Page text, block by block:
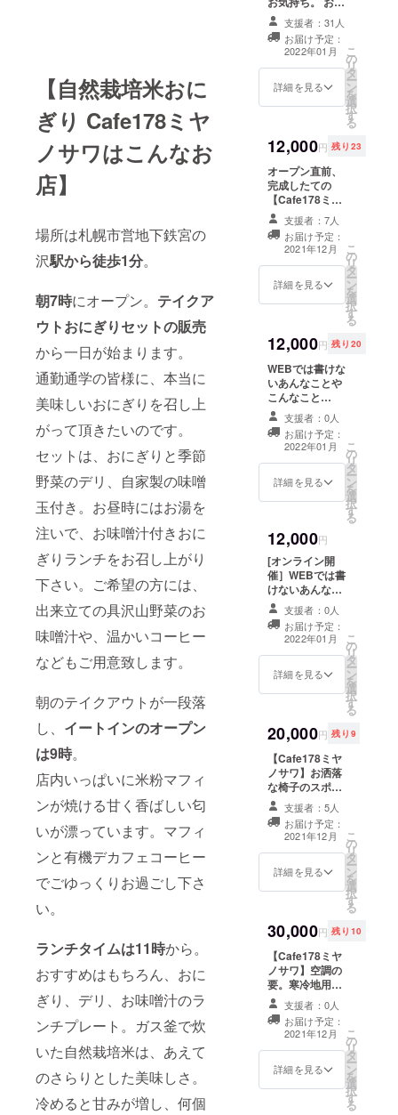
【自然栽培米おに
ぎり Cafe178ミヤ
ノサワはこんなお
店】
場所は札幌市営地下鉄宮の
沢駅から徒歩1分。
朝7時にオープン。 テイクア
ウトおにぎりセットの販売
から一日が始まります。
通勤通学の皆様に、本当に
美味しいおにぎりを召し上
がって頂きたいのです。
セットは、おにぎりと季節
野菜のデリ、自家製の味噌
玉付き。お昼時にはお湯を
注いで、お味噌汁付きおに
ぎりランチをお召し上がり
下さい。ご希望の方には、
出来立ての具沢山野菜のお
味噌汁や、温かいコーヒー
などもご用意致します。
朝のテイクアウトが一段落
し、 イートインのオープン
は9時。
店内いっぱいに米粉マフィ
ンが焼ける甘く香ばしい匂
いが漂っています。マフィ
ンと有機デカフェコーヒー
でごゆっくりお過ごし下さ
い。
ランチタイムは11時から。
おすすめはもちろん、おに
ぎり、デリ、お味噌汁のラ
ンチプレート。ガス釜で炊
いた自然栽培米は、あえて
のさらりとした美味しさ。
冷めると甘みが増し、何個
前は非公表とさ
せて頂きます。
おひとり様何口
でも大歓迎。お
礼のメールをお
送り致します。
支援者：31人
お届け予定：
2022年01月
詳細を見る
こ
の
リ
タ
ー
ン
を
選
択
す
る
12,000円 残り23
オープン直前、
完成したての
【Cafe178ミヤ
ノサワ】内覧会
に参加する権
利。 プレオープ
ンよりも更に
前、ピカピカの
Cafeに遊びにき
てください。 お
時をお知らせ致
します。 誰より
も早く
【Cafe178ミヤ
ノサワ】へいら
してください
ね。
支援者：7人
お届け予定：
2021年12月
詳細を見る
こ
の
リ
タ
ー
ン
を
選
択
す
る
12,000円 残り20
WEBでは書けな
いあんなことや
こんなこと
【Cafe178ミヤ
ノサワ】開業資
金のリアルにつ
いて。 お話会に
ご招待致しま
す。 会場は、
す。 カフェ開業
や起業のための
資金調達方法に
興味のある方は
ぜひ。 お礼の
メールにて開催
日時のお知らせ
をさせて頂きま
す。 万が一、お
話会の日程が合
わずご参加頂け
ない場合には、
内を致します。
支援者：0人
お届け予定：
2022年01月
詳細を見る
こ
の
リ
タ
ー
ン
を
選
択
す
る
12,000円
[オンライン開
催］WEBでは書
けないあんなこ
とやこんなこと
【Cafe178ミヤ
ノサワ】開業資
金のリアルにつ
いて。 オンライ
ンお話会にご招
待致します。 カ
達方法に興味の
ある方はぜひ。
お礼のメールに
て開催日時をご
案内致します。
もし万が一、オ
ンラインお話会
の日程が合わず
ご参加頂けない
場合には、1週間
程度のアーカイ
ブ公開を考えて
支援者：0人
お届け予定：
2022年01月
詳細を見る
こ
の
リ
タ
ー
ン
を
選
択
す
る
20,000円 残り9
【Cafe178ミヤ
ノサワ】お洒落
な椅子のスポン
サー。 ご自身が
スポンサーと
なった椅子には1
脚ごとにご芳名
タグを付けさせ
ていただきま
す。 メールにて
み物1杯・有効期
限2022年3月末
日）付きのお礼
状をお届けしま
すので、ぜひ、
実物をご確認い
ただき、ごゆっ
くりお過ごし下
さいませ。 プレ
もご案内致しま
す。 一足早く、
支援者：5人
お届け予定：
2021年12月
詳細を見る
こ
の
リ
タ
ー
ン
を
選
択
す
る
30,000円 残り10
【Cafe178ミヤ
ノサワ】空調の
要。寒冷地用暖
房エアコンのス
ポンサー。 寒冷
地用暖房エアコ
ンの設置は総額
30万円を超えま
す。 冬も夏も、
支援者：0人
お届け予定：
2021年12月
詳細を見る
こ
の
リ
タ
ー
ン
を
選
択
す
る